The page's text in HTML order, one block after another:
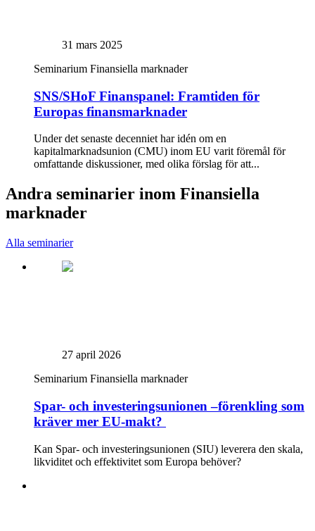
31 mars 2025
Seminarium Finansiella marknader
SNS/SHoF Finanspanel: Framtiden för
Europas finansmarknader
Under det senaste decenniet har idén om en
kapitalmarknadsunion (CMU) inom EU varit föremål för
omfattande diskussioner, med olika förslag för att...
Andra seminarier inom Finansiella
marknader
Alla seminarier
27 april 2026
Seminarium Finansiella marknader
Spar- och investeringsunionen –förenkling som
kräver mer EU-makt?
Kan Spar- och investeringsunionen (SIU) leverera den skala,
likviditet och effektivitet som Europa behöver?